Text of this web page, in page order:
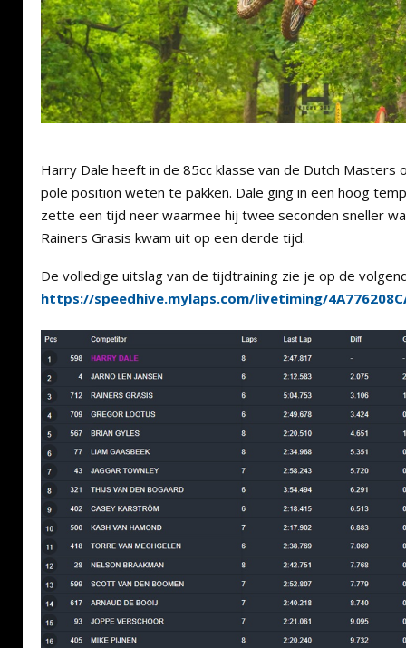
Harry Dale heeft in de 85cc klasse van de Dutch Masters
pole position weten te pakken. Dale ging in een hoog
zette een tijd neer waarmee hij twee seconden sneller
Rainers Grasis kwam uit op een derde tijd.
De volledige uitslag van de tijdtraining zie je op de
https://speedhive.mylaps.com/livetiming/